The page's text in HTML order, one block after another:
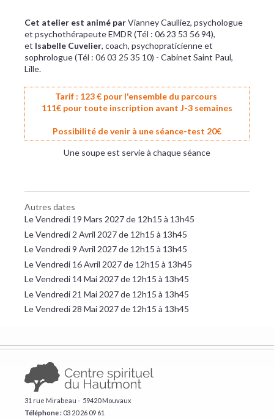
Cet atelier est animé parVianney Caulliez, psychologue
et psychothérapeute EMDR (Tél : 06 23 53 56 94),
et Isabelle Cuvelier, coach, psychopraticienne et
sophrologue (Tél : 06 03 25 35 10) - Cabinet Saint Paul,
Lille.
Tarif : 123 € pour l'ensemble du parcours
111€ pour toute inscription avant J-3 semaines
Possibilité de venir à une séance-test 20€
Une soupe est servie à chaque séance
Autres dates
Le Vendredi 19 Mars 2027 de 12h15 à 13h45
Le Vendredi 2 Avril 2027 de 12h15 à 13h45
Le Vendredi 9 Avril 2027 de 12h15 à 13h45
Le Vendredi 16 Avril 2027 de 12h15 à 13h45
Le Vendredi 14 Mai 2027 de 12h15 à 13h45
Le Vendredi 21 Mai 2027 de 12h15 à 13h45
Le Vendredi 28 Mai 2027 de 12h15 à 13h45
31 rue Mirabeau - 59420 Mouvaux
Téléphone : ​03 20 26 09 61